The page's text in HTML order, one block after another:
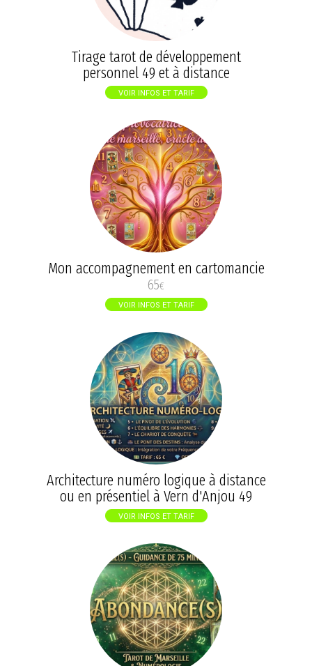
Tirage tarot de développement
personnel 49 et à distance
VOIR INFOS ET TARIF
Mon accompagnement en cartomancie
65€
VOIR INFOS ET TARIF
Architecture numéro logique à distance
ou en présentiel à Vern d'Anjou 49
VOIR INFOS ET TARIF